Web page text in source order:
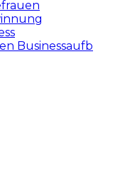
Businessaufb